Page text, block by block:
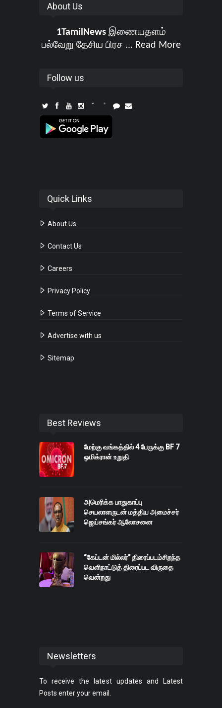
About Us
1TamilNewsஇணையதளம்
பல்வேறு தேசிய பிரச ... Read More
Follow us
Quick Links
About Us
Contact Us
Careers
Privacy Policy
Terms of Service
Advertise with us
Sitemap
Best Reviews
மேற்கு வங்கத்தில் 4 பேருக்கு BF 7
ஒமிக்ரான் உறுதி
அமெரிக்க பாதுகாப்பு
செயலாளருடன் மத்திய அமைச்சர்
ஜெய்சங்கர் ஆலோசனை
“கேப்டன் மில்லர்” திரைப்படம்சிறந்த
வெளிநாட்டுத் திரைப்பட விருதை
வென்றது
Newsletters
To receive the latest updates and Latest
Posts enter your email.